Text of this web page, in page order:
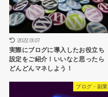
2022.01.07
実際にブログに導入したお役立ち
設定をご紹介！いいなと思ったら
どんどんマネしよう！
ブログ・副業